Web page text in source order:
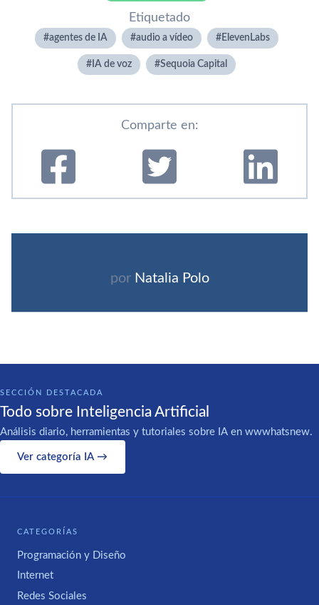
Etiquetado
agentes de IA audio a vídeo ElevenLabs
IA de voz Sequoia Capital
Comparte en:
por Natalia Polo
SECCIÓN DESTACADA
Todo sobre Inteligencia Artificial
Análisis diario, herramientas y tutoriales sobre IA en wwwhatsnew.
Ver categoría IA →
CATEGORÍAS
Programación y Diseño
Internet
Redes Sociales